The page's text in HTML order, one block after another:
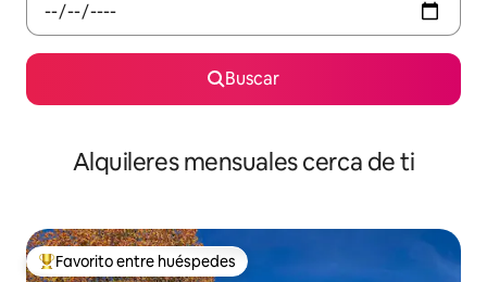
Buscar
Alquileres mensuales cerca de ti
Favorito entre huéspedes preferido
Favorito entre huéspedes